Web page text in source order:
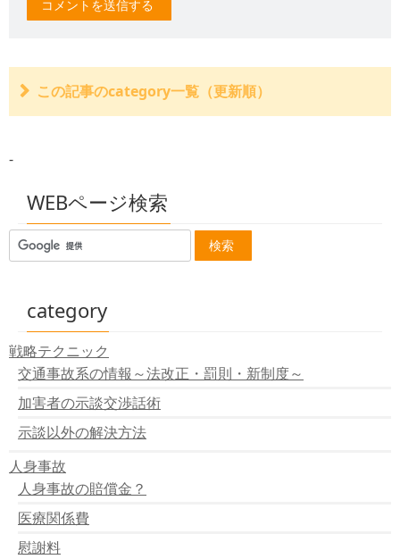
この記事のcategory一覧（更新順）
外国人の休業損害は特別扱いなのか？
会社の中核をなす人間が負傷した。その間の企業損害に
ついて
年金暮らしだが休業損害は認められるか？
失業中で就職内定済みなのだが、休業損害はどうなるの
か？
家事従事者（主婦）は休業損害とは無縁なのか？
個人事業主（自営業）の休業損害の算定方法は？
会社役員の役員報酬に対して休業損害は認められるか？
給与所得者・会社員の休業損害の算定方法は？
会社員などの給与所得者の休業損害
-
WEBページ検索
category
戦略テクニック
交通事故系の情報～法改正・罰則・新制度～
加害者の示談交渉話術
示談以外の解決方法
人身事故
人身事故の賠償金？
医療関係費
慰謝料